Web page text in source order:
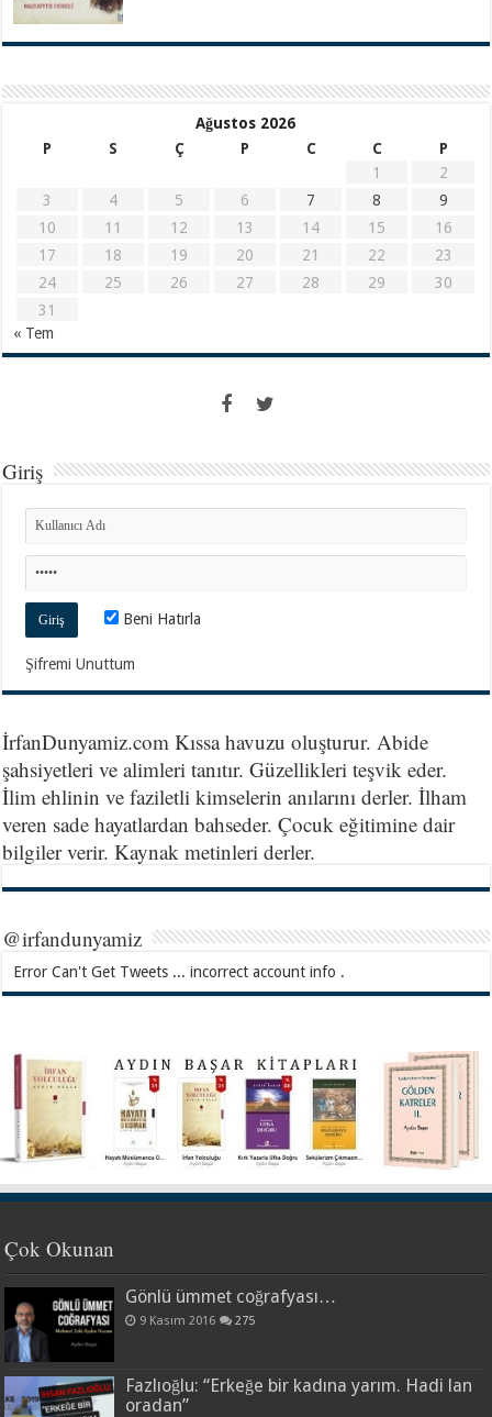
Ağustos 2026
P
S Ç P C C
P
1
2
3
4 5 6 7 8
9
10
11 12 13 14 15
16
17
18 19 20 21 22
23
24
25 26 27 28 29
30
31
« Tem
Giriş
Beni Hatırla
Şifremi Unuttum
İrfanDunyamiz.com Kıssa havuzu oluşturur. Abide
şahsiyetleri ve alimleri tanıtır. Güzellikleri teşvik eder.
İlim ehlinin ve faziletli kimselerin anılarını derler. İlham
veren sade hayatlardan bahseder. Çocuk eğitimine dair
bilgiler verir. Kaynak metinleri derler.
@irfandunyamiz
Error Can't Get Tweets ... incorrect account info .
Çok Okunan
Gönlü ümmet coğrafyası…
9 Kasım 2016 275
Fazlıoğlu: “Erkeğe bir kadına yarım. Hadi lan
oradan”